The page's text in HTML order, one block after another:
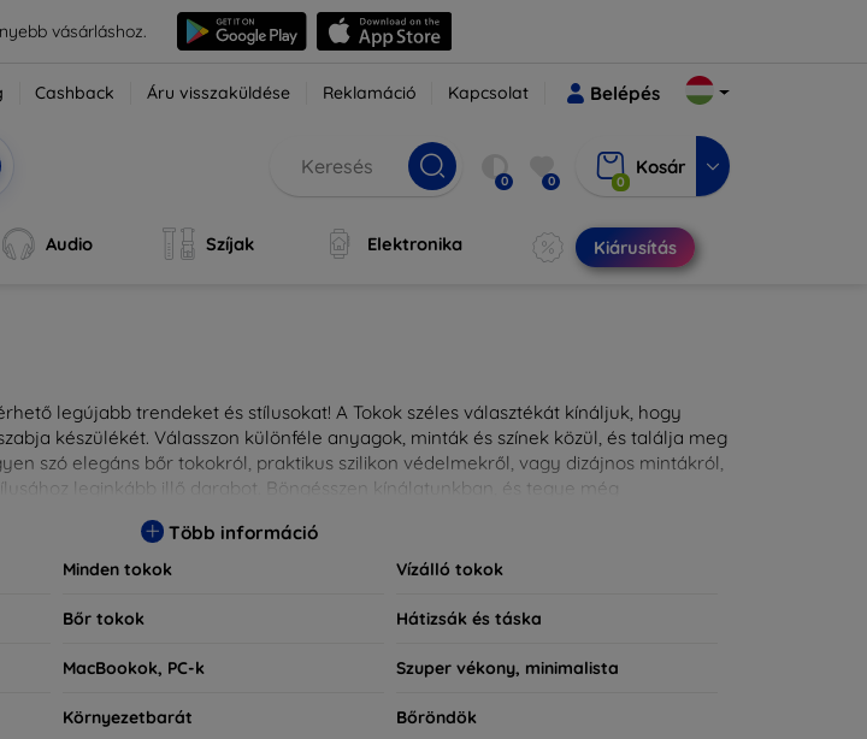
vásárláshoz.
Cashback Áru visszaküldése Reklamáció Kapcsolat Belépés
0 0 0
Kosár
Audio Szíjak Elektronika Kiárusítás
legújabb trendeket és stílusokat! A Tokok széles választékát kínáljuk, hogy
készülékét. Válasszon különféle anyagok, minták és színek közül, és találja meg
szó elegáns bőr tokokról, praktikus szilikon védelmekről, vagy dizájnos mintákról,
leginkább illő darabot. Böngésszen kínálatunkban, és tegye még
Több információ
Minden tokok Vízálló tokok
Bőr tokok Hátizsák és táska
MacBookok, PC-k Szuper vékony, minimalista
Környezetbarát Bőröndök